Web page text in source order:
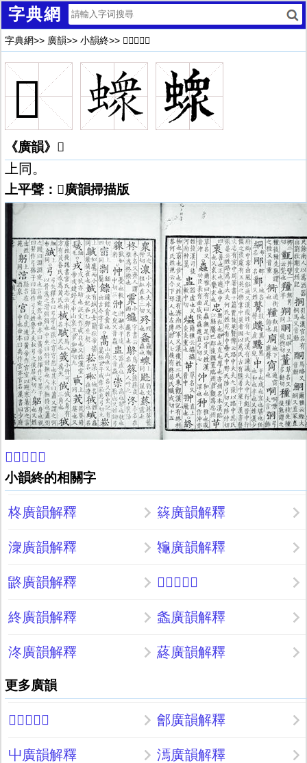
字典網
字典網>> 廣韻>> 小韻終>> 𧑄廣韻解釋
𧑄
《廣韻》𧑄
上同。
上平聲：𧑄廣韻掃描版
𧑄康熙字典
小韻終的相關字
柊廣韻解釋 䈺廣韻解釋
潨廣韻解釋 䶱廣韻解釋
鼨廣韻解釋 𩅧廣韻解釋
終廣韻解釋 螽廣韻解釋
泈廣韻解釋 蔠廣韻解釋
更多廣韻
𢂥廣韻解釋 鄶廣韻解釋
屮廣韻解釋 漹廣韻解釋